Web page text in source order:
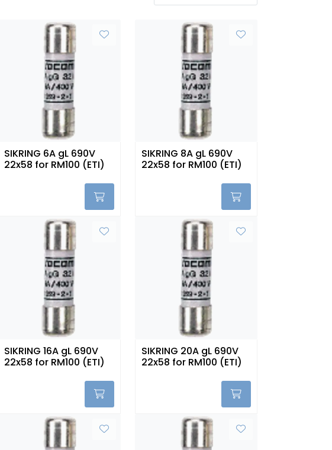
SIKRING 6A gL 690V
22x58 for RM100 (ETI)
SIKRING 8A gL 690V
22x58 for RM100 (ETI)
SIKRING 16A gL 690V
22x58 for RM100 (ETI)
SIKRING 20A gL 690V
22x58 for RM100 (ETI)